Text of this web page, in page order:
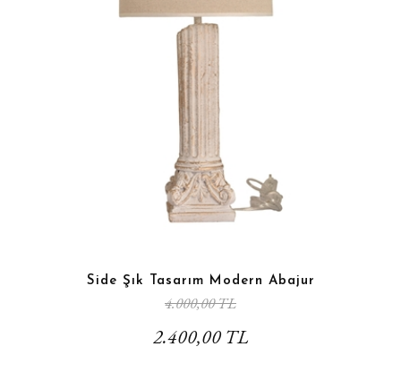
Side Şık Tasarım Modern Abajur
4.000,00 TL
2.400,00 TL